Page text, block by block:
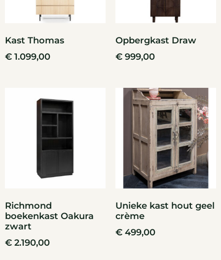
Kast Thomas
€ 1.099,00
Opbergkast Draw
€ 999,00
Richmond
boekenkast Oakura
zwart
€ 2.190,00
Unieke kast hout geel
crème
€ 499,00